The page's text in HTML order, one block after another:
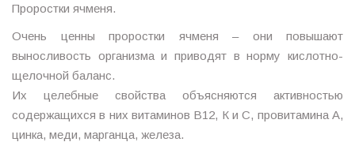
Проростки ячменя.
Очень ценны проростки ячменя – они повышают
выносливость организма и приводят в норму кислотно-
щелочной баланс.
Их целебные свойства объясняются активностью
содержащихся в них витаминов В12, К и С, провитамина А,
цинка, меди, марганца, железа.